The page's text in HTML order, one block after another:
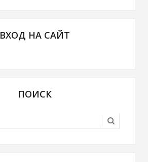
ВХОД НА САЙТ
ПОИСК